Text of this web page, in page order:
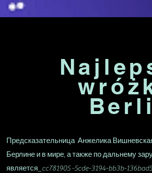
Предсказательница Анжелика
Берлине и в мире, а также по дальнему
является_cc781905 -5cde-3194-bb3b-